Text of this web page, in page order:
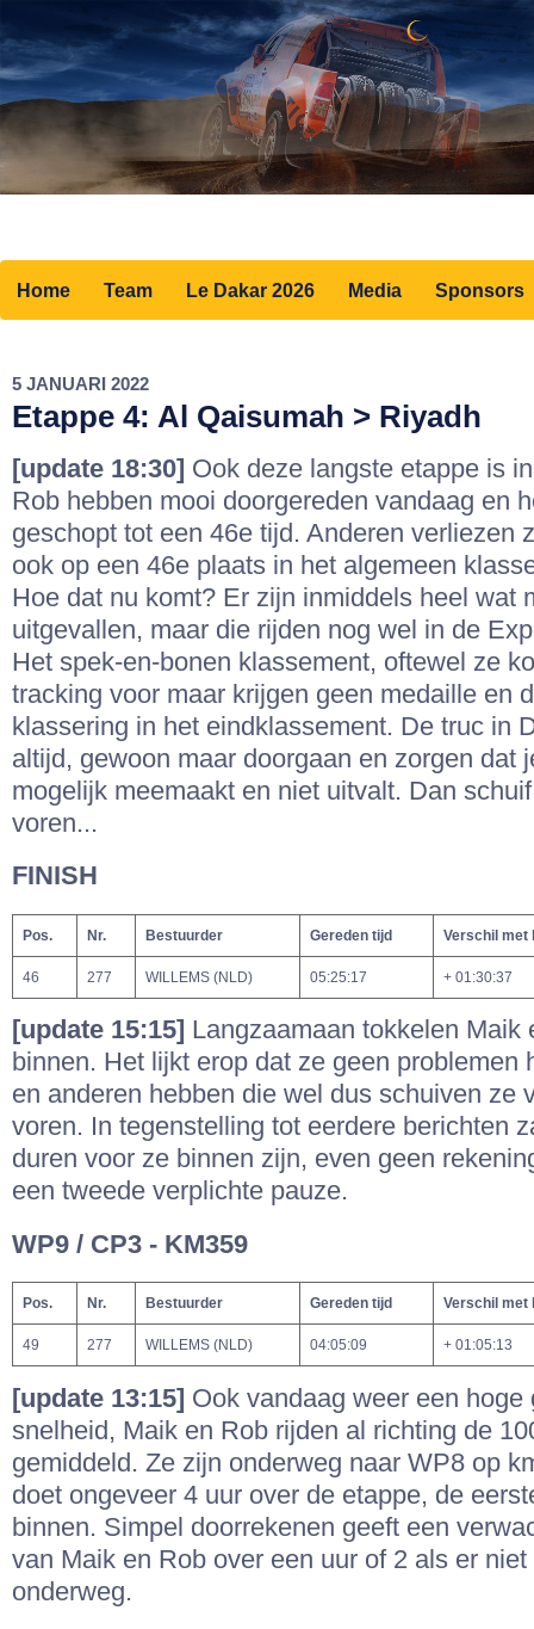
Home Team Le Dakar 2026 Media Sponsors
5 JANUARI 2022
Etappe 4: Al Qaisumah > Riyadh
[update 18:30] Ook deze langste etappe is
Rob hebben mooi doorgereden vandaag en
geschopt tot een 46e tijd. Anderen verliezen
ook op een 46e plaats in het algemeen
Hoe dat nu komt? Er zijn inmiddels heel wat
uitgevallen, maar die rijden nog wel in de
Het spek-en-bonen klassement, oftewel ze
tracking voor maar krijgen geen medaille en
klassering in het eindklassement. De truc in
altijd, gewoon maar doorgaan en zorgen dat
mogelijk meemaakt en niet uitvalt. Dan
voren...
FINISH
Pos. Nr. Bestuurder Gereden tijd Verschil met
46 277 WILLEMS (NLD) 05:25:17 + 01:30:37
[update 15:15] Langzaamaan tokkelen Maik
binnen. Het lijkt erop dat ze geen problemen
en anderen hebben die wel dus schuiven ze
voren. In tegenstelling tot eerdere berichten
duren voor ze binnen zijn, even geen
een tweede verplichte pauze.
WP9 / CP3 - KM359
Pos. Nr. Bestuurder Gereden tijd Verschil met
49 277 WILLEMS (NLD) 04:05:09 + 01:05:13
[update 13:15] Ook vandaag weer een hoge
snelheid, Maik en Rob rijden al richting de
gemiddeld. Ze zijn onderweg naar WP8 op
doet ongeveer 4 uur over de etappe, de
binnen. Simpel doorrekenen geeft een
van Maik en Rob over een uur of 2 als er
onderweg.